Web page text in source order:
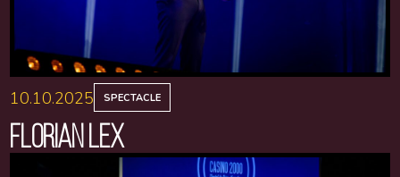
10.10.2025 SPECTACLE
FLORIAN LEX